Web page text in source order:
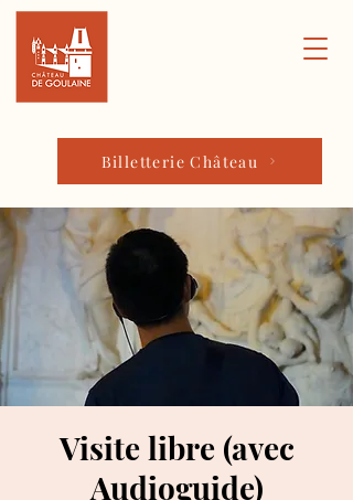
Billetterie Château
Visite libre (avec
Audioguide)